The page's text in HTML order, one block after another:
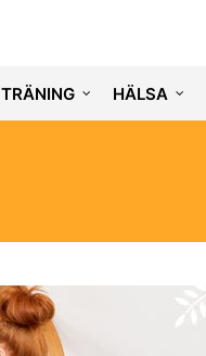
TRÄNING HÄLSA